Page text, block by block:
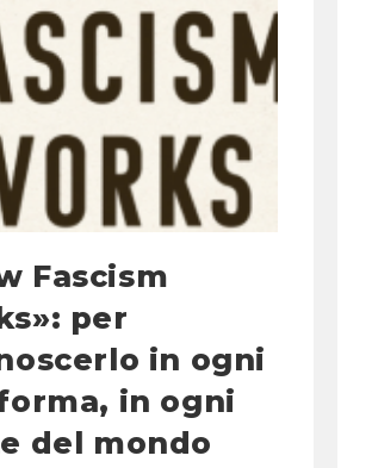
Fascism
per
in ogni
in ogni
del mondo